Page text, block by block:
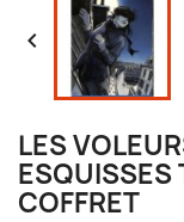

LES
COFFRET